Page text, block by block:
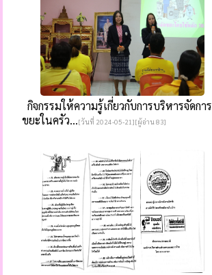
กิจกรรมให้ความรู้เกี่ยวกับการบริหารจัดการ
ขยะในครัว...[วันที่ 2024-05-21][ผู้อ่าน 83]